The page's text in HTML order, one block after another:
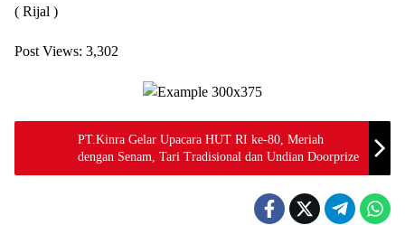
( Rijal )
Post Views: 3,302
PT.Kinra Gelar Upacara HUT RI ke-80, Meriah
dengan Senam, Tari Tradisional dan Undian Doorprize